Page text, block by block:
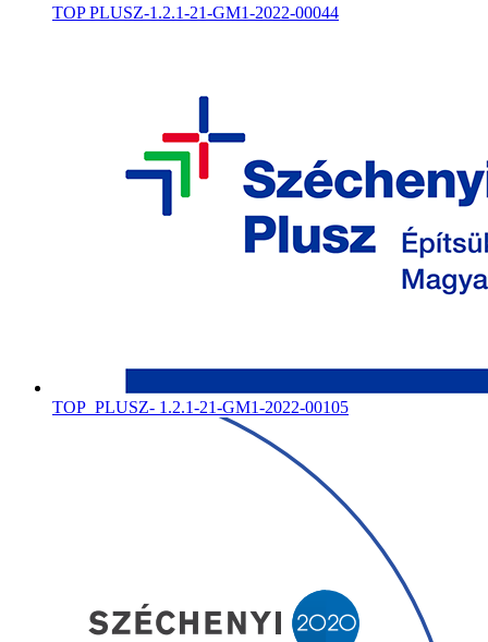
TOP PLUSZ-1.2.1-21-GM1-2022-00044
TOP_PLUSZ- 1.2.1-21-GM1-2022-00105